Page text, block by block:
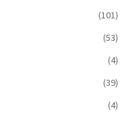
(101)
(53)
(4)
(39)
(4)